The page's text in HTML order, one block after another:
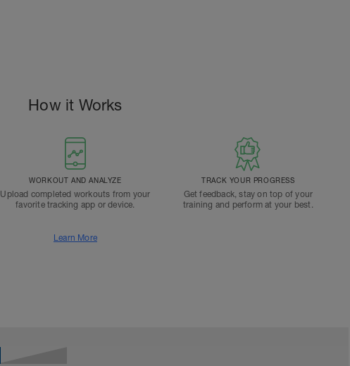
How it Works
WORKOUT AND ANALYZE
Upload completed workouts from your
favorite tracking app or device.
TRACK YOUR PROGRESS
Get feedback, stay on top of your
training and perform at your best.
Learn More